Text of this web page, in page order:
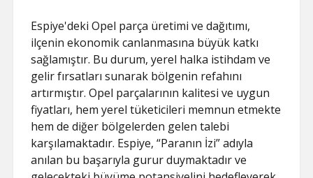
Espiye'deki Opel parça üretimi ve dağıtımı,
ilçenin ekonomik canlanmasına büyük katkı
sağlamıştır. Bu durum, yerel halka istihdam ve
gelir fırsatları sunarak bölgenin refahını
artırmıştır. Opel parçalarının kalitesi ve uygun
fiyatları, hem yerel tüketicileri memnun etmekte
hem de diğer bölgelerden gelen talebi
karşılamaktadır. Espiye, “Paranın İzi” adıyla
anılan bu başarıyla gurur duymaktadır ve